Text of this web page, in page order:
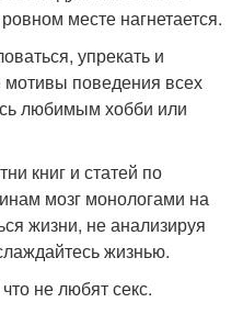
месте нагнетается.
упрекать и
мотивы поведения всех
любимым хобби или
книг и статей по
мозг монологами на
жизни, не анализируя
жизнью.
не любят секс.